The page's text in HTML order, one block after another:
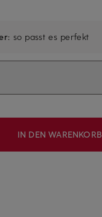
: so passt es perfekt
IN DEN WARENKORB